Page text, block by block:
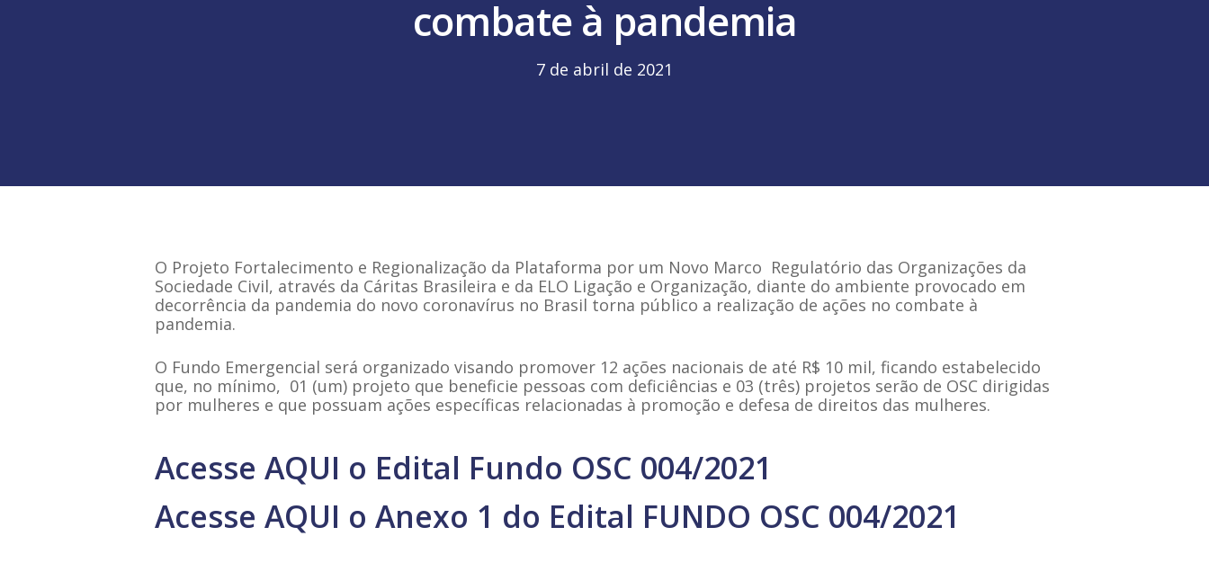
combate à pandemia
7 de abril de 2021
O Projeto Fortalecimento e Regionalização da Plataforma por um Novo Marco Regulatório das Organizações da
Sociedade Civil, através da Cáritas Brasileira e da ELO Ligação e Organização, diante do ambiente provocado em
decorrência da pandemia do novo coronavírus no Brasil torna público a realização de ações no combate à
pandemia.
O Fundo Emergencial será organizado visando promover 12 ações nacionais de até R$ 10 mil, ficando estabelecido
que, no mínimo, 01 (um) projeto que beneficie pessoas com deficiências e 03 (três) projetos serão de OSC dirigidas
por mulheres e que possuam ações específicas relacionadas à promoção e defesa de direitos das mulheres.
Acesse AQUI o Edital Fundo OSC 004/2021
Acesse AQUI o Anexo 1 do Edital FUNDO OSC 004/2021